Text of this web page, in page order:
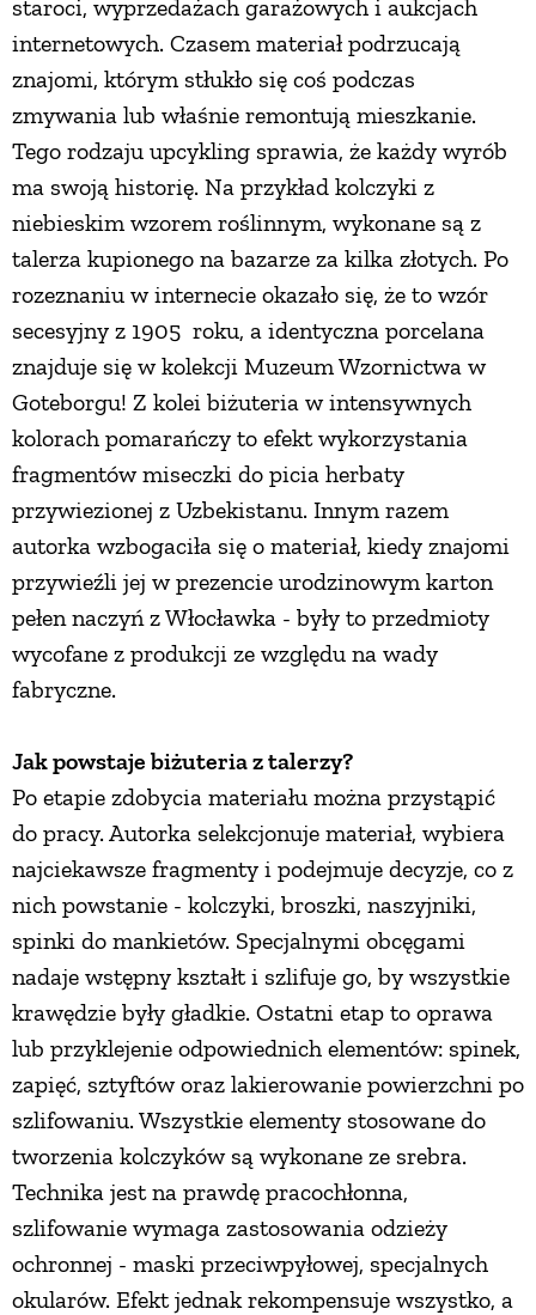
staroci, wyprzedażach garażowych i aukcjach
internetowych. Czasem materiał podrzucają
znajomi, którym stłukło się coś podczas
zmywania lub właśnie remontują mieszkanie.
Tego rodzaju upcykling sprawia, że każdy wyrób
ma swoją historię. Na przykład kolczyki z
niebieskim wzorem roślinnym, wykonane są z
talerza kupionego na bazarze za kilka złotych. Po
rozeznaniu w internecie okazało się, że to wzór
secesyjny z 1905 roku, a identyczna porcelana
znajduje się w kolekcji Muzeum Wzornictwa w
Goteborgu! Z kolei biżuteria w intensywnych
kolorach pomarańczy to efekt wykorzystania
fragmentów miseczki do picia herbaty
przywiezionej z Uzbekistanu. Innym razem
autorka wzbogaciła się o materiał, kiedy znajomi
przywieźli jej w prezencie urodzinowym karton
pełen naczyń z Włocławka - były to przedmioty
wycofane z produkcji ze względu na wady
fabryczne.
Jak powstaje biżuteria z talerzy?
Po etapie zdobycia materiału można przystąpić
do pracy. Autorka selekcjonuje materiał, wybiera
najciekawsze fragmenty i podejmuje decyzje, co z
nich powstanie - kolczyki, broszki, naszyjniki,
spinki do mankietów. Specjalnymi obcęgami
nadaje wstępny kształt i szlifuje go, by wszystkie
krawędzie były gładkie. Ostatni etap to oprawa
lub przyklejenie odpowiednich elementów: spinek,
zapięć, sztyftów oraz lakierowanie powierzchni po
szlifowaniu. Wszystkie elementy stosowane do
tworzenia kolczyków są wykonane ze srebra.
Technika jest na prawdę pracochłonna,
szlifowanie wymaga zastosowania odzieży
ochronnej - maski przeciwpyłowej, specjalnych
okularów. Efekt jednak rekompensuje wszystko, a